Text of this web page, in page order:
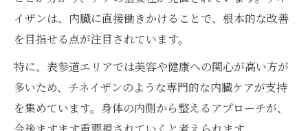
イザンは、内臓に直接働きかけることで、根本的な改善
を目指せる点が注目されています。
特に、表参道エリアでは美容や健康への関心が高い方が
多いため、チネイザンのような専門的な内臓ケアが支持
を集めています。身体の内側から整えるアプローチが、